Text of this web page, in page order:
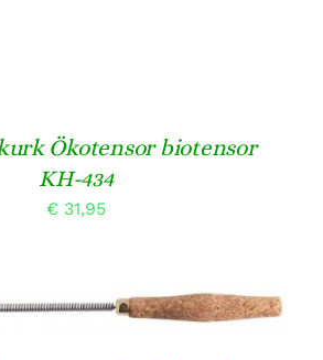
Ökotensor biotensor
KH-434
€ 31,95
AAN WINKELWAGEN
/